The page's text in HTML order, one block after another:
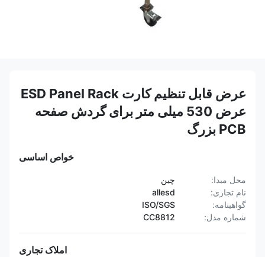
عرض قابل تنظیم کارت ESD Panel Rack
عرض 530 میلی متر برای گردش صفحه
PCB بزرگ
خواص اساسی
محل مبدا:
چین
نام تجاری:
allesd
گواهینامه:
ISO/SGS
شماره مدل:
CC8812
املاک تجاری